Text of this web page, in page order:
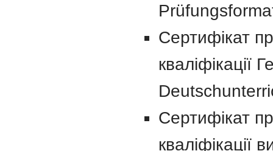
Сертифікат
кваліфікації
Сертифікат
кваліфікації